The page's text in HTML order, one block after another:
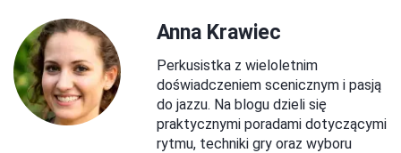
Anna Krawiec
Perkusistka z wieloletnim
doświadczeniem scenicznym i pasją
do jazzu. Na blogu dzieli się
praktycznymi poradami dotyczącymi
rytmu, techniki gry oraz wyboru